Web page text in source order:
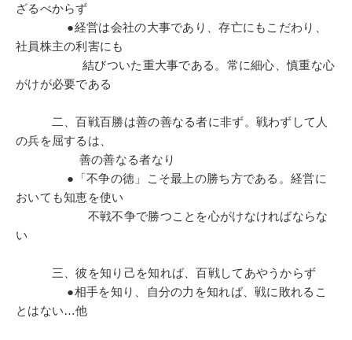
広報・PR
※「更新」を押すと「カテゴリー」「目的別」「キーワード」を更新いただけます。
すべての音声・動画（全2076タイトル）からお探しいただけます
タグ・キーワード
投資 不動産 モノづくり 後継者 AI
地方企業の勝ち方 海外の成功事例 広報・PR
ブランディング
ての評判が高い
ざるべからず
●経営は会社の大事であり、存亡にもこだわり、
社員株主の利害にも
結びついた重大事である。常に細心、慎重な心
がけが必要である
二、百戦百勝は善の善なる者に非ず。戦わずして人
の兵を屈するは、
善の善なる者なり
●「不争の徳」こそ最上の勝ち方である。経営に
おいても知恵を使い
不戦不争で勝つことを心がけなければならな
い
三、彼を知り己を知れば、百戦してあやうからず
●相手を知り、自分の力を知れば、戦に敗れるこ
とはない…他